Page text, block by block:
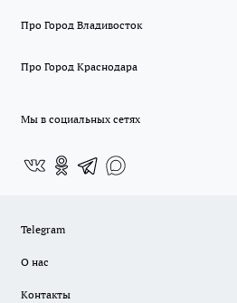
Про Город Владивосток
Про Город Краснодара
Мы в социальных сетях
Telegram
О нас
Контакты